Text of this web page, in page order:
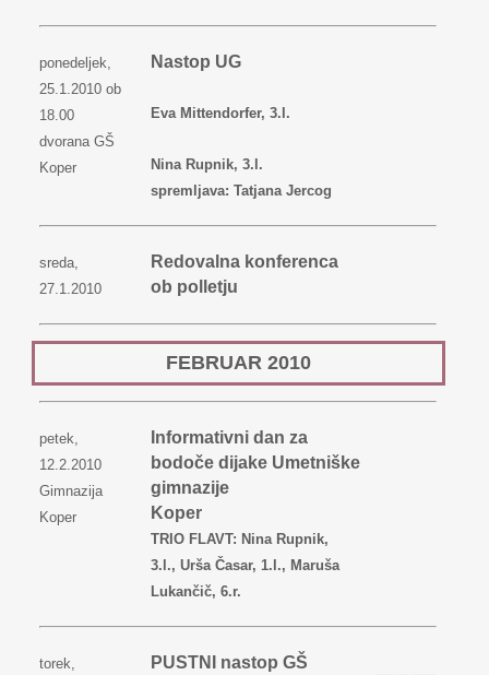
ponedeljek,
25.1.2010 ob
18.00
dvorana GŠ
Koper
Nastop UG
Eva Mittendorfer, 3.l.
Nina Rupnik, 3.l.
spremljava: Tatjana Jercog
sreda,
27.1.2010
Redovalna konferenca
ob polletju
FEBRUAR 2010
petek,
12.2.2010
Gimnazija
Koper
Informativni dan za
bodoče dijake Umetniške
gimnazije
Koper
TRIO FLAVT: Nina Rupnik,
3.l., Urša Časar, 1.l., Maruša
Lukančič, 6.r.
torek,
PUSTNI nastop GŠ